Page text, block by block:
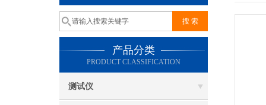
产品分类
PRODUCT CLASSIFICATION
测试仪